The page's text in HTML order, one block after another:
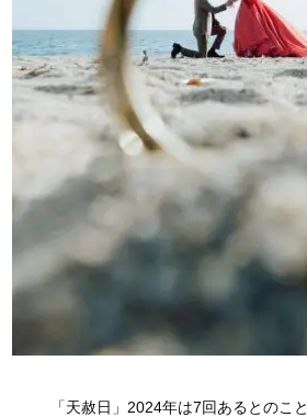
「天赦日」2024年は7回あるとのこ